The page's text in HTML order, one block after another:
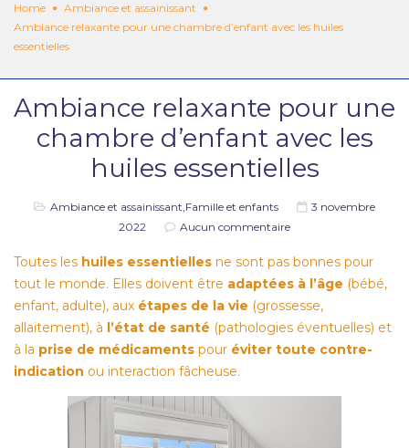
Home
Ambiance et assainissant
Ambiance relaxante pour une chambre d’enfant avec les huiles
essentielles
Ambiance relaxante pour une
chambre d’enfant avec les
huiles essentielles
Ambiance et assainissant,Famille et enfants
3 novembre
2022
Aucun commentaire
Toutes les huiles essentielles ne sont pas bonnes pour
tout le monde. Elles doivent être adaptées à l’âge (bébé,
enfant, adulte), aux étapes de la vie (grossesse,
allaitement), à l’état de santé (pathologies éventuelles) et
à la prise de médicaments pour éviter toute contre-
indication ou interaction fâcheuse.